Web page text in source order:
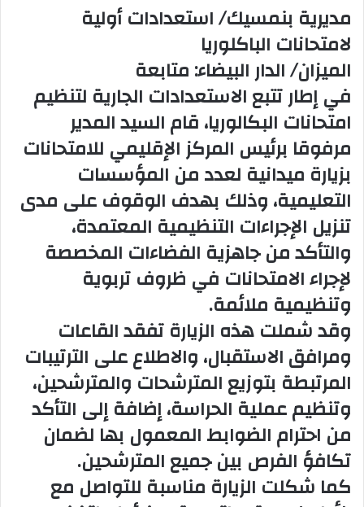
مديرية بنمسيك/ استعدادات أولية
لامتحانات الباكلوريا
الميزان/ الدار البيضاء: متابعة
في إطار تتبع الاستعدادات الجارية لتنظيم
امتحانات البكالوريا، قام السيد المدير
مرفوقا برئيس المركز الإقليمي للامتحانات
بزيارة ميدانية لعدد من المؤسسات
التعليمية، وذلك بهدف الوقوف على مدى
تنزيل الإجراءات التنظيمية المعتمدة،
والتأكد من جاهزية الفضاءات المخصصة
لإجراء الامتحانات في ظروف تربوية
وتنظيمية ملائمة.
وقد شملت هذه الزيارة تفقد القاعات
ومرافق الاستقبال، والاطلاع على الترتيبات
المرتبطة بتوزيع المترشحات والمترشحين،
وتنظيم عملية الحراسة، إضافة إلى التأكد
من احترام الضوابط المعمول بها لضمان
تكافؤ الفرص بين جميع المترشحين.
كما شكلت الزيارة مناسبة للتواصل مع